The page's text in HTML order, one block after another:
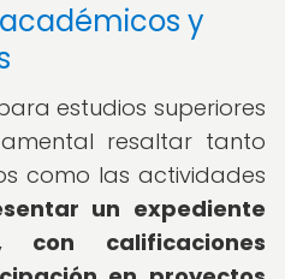
y
estudios superiores
resaltar tanto
como las actividades
un expediente
con calificaciones